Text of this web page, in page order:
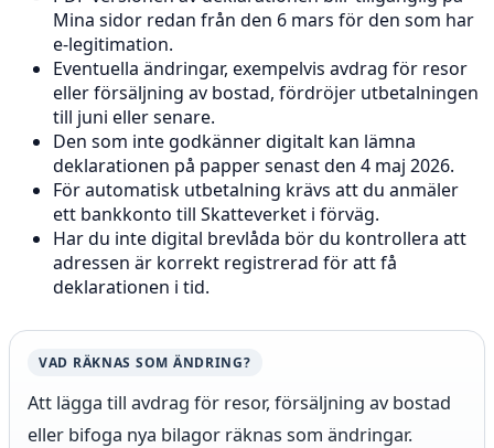
Mina sidor redan från den 6 mars för den som har
e-legitimation.
Eventuella ändringar, exempelvis avdrag för resor
eller försäljning av bostad, fördröjer utbetalningen
till juni eller senare.
Den som inte godkänner digitalt kan lämna
deklarationen på papper senast den 4 maj 2026.
För automatisk utbetalning krävs att du anmäler
ett bankkonto till Skatteverket i förväg.
Har du inte digital brevlåda bör du kontrollera att
adressen är korrekt registrerad för att få
deklarationen i tid.
VAD RÄKNAS SOM ÄNDRING?
Att lägga till avdrag för resor, försäljning av bostad
eller bifoga nya bilagor räknas som ändringar.